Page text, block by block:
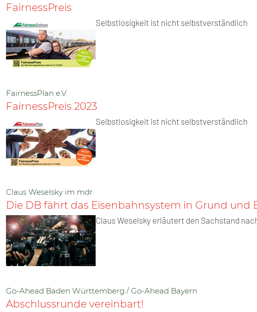
FairnessPreis
Selbstlosigkeit ist nicht selbstverständlich
FairnessPlan e.V.
FairnessPreis 2023
Selbstlosigkeit ist nicht selbstverständlich
Claus Weselsky im mdr
Die DB fährt das Eisenbahnsystem in Grund und
Claus Weselsky erläutert den Sachstand
Go-Ahead Baden Württemberg / Go-Ahead Bayern
Abschlussrunde vereinbart!